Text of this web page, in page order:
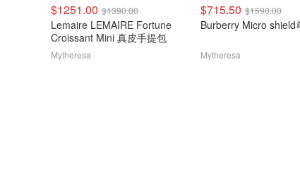
$1251.00 $1390.00
Lemaire LEMAIRE Fortune
Croissant Mini 真皮手提包
Mytheresa
$715.50 $1590.00
Burberry Micro shield
Mytheresa